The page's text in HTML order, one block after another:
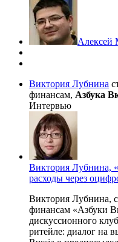
Алексей
Виктория Лубнина
финансам, Азбука
Интервью
Виктория Лубнина,
расходы через
Виктория Лубнина,
финансам «Азбуки
дискуссионного
ритейле: диалог на